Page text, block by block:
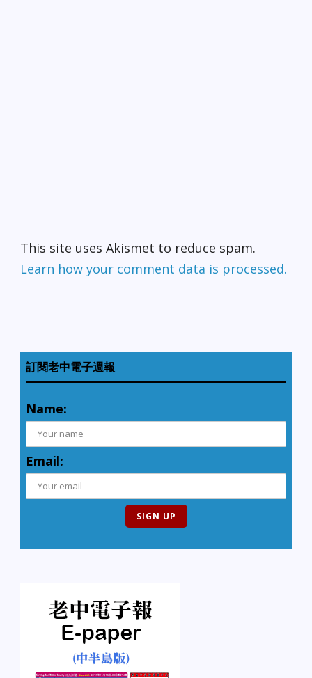
This site uses Akismet to reduce spam.
Learn how your comment data is processed.
訂閱老中電子週報
Name:
Email: